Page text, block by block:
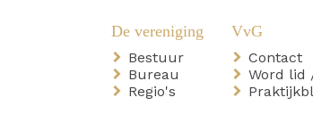
Bestuur
Bureau
Regio's
Contact
Word lid